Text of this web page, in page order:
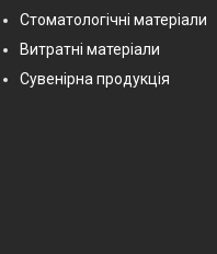
Стоматологічні матеріали
Витратні матеріали
Сувенірна продукція